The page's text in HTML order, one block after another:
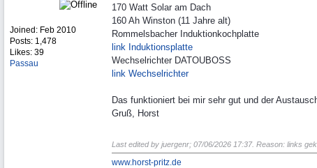
Joined: Feb 2010
Posts: 1,478
Likes: 39
Passau
170 Watt Solar am Dach
160 Ah Winston (11 Jahre alt)
Rommelsbacher Induktionkochplatte
link Induktionsplatte
Wechselrichter DATOUBOSS
link Wechselrichter
Das funktioniert bei mir sehr gut und der
Gruß, Horst
Last edited by juergenr; 07/06/2026 17:37. Reason: links
www.horst-pritz.de